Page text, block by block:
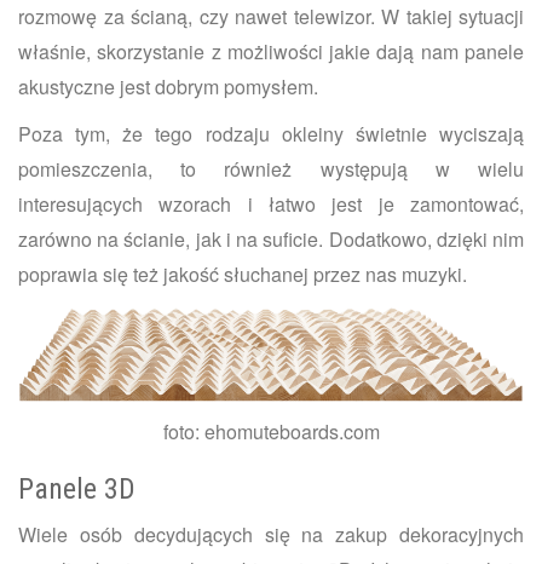
rozmowę za ścianą, czy nawet telewizor. W takiej sytuacji
właśnie, skorzystanie z możliwości jakie dają nam panele
akustyczne jest dobrym pomysłem.
Poza tym, że tego rodzaju okleiny świetnie wyciszają
pomieszczenia, to również występują w wielu
interesujących wzorach i łatwo jest je zamontować,
zarówno na ścianie, jak i na suficie. Dodatkowo, dzięki nim
poprawia się też jakość słuchanej przez nas muzyki.
foto: ehomuteboards.com
Panele 3D
Wiele osób decydujących się na zakup dekoracyjnych